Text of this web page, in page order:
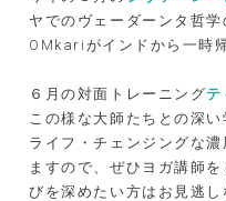
ヤでのヴェーダーンタ哲
OMkari がインドから一時
６月の対面トレーニングテ
この様な大師たちとの深
ライフ・チェンジングな
ますので、ぜひヨガ講師
びを深めたい方はお見逃し